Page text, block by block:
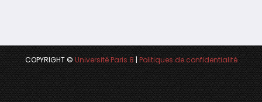
COPYRIGHT ©Université Paris 8|Politiques de confidentialité